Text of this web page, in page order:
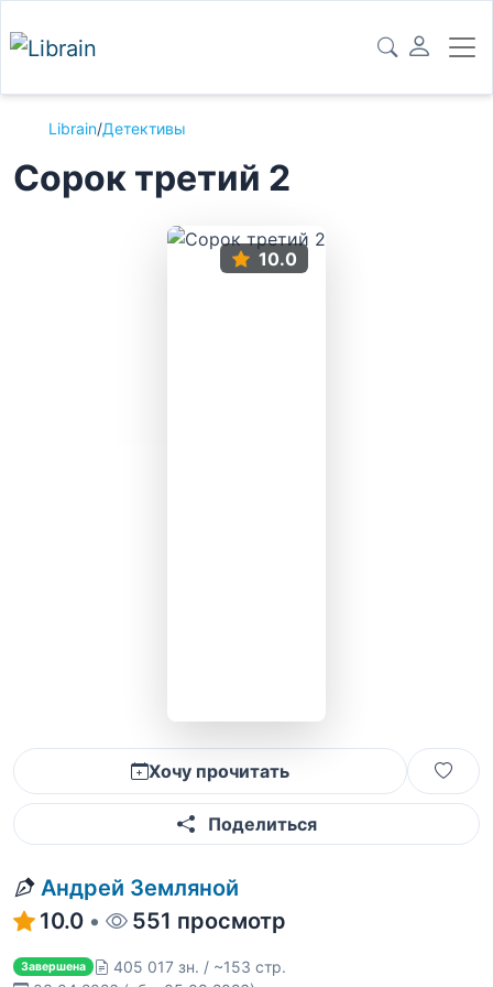
Librain/Детективы
Сорок третий 2
10.0
Хочу прочитать
Поделиться
Андрей Земляной
10.0 • 551 просмотр
Завершена
405 017 зн. / ~153 стр.